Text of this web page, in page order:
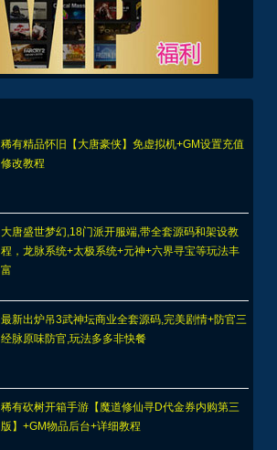
稀有精品怀旧【大唐豪侠】免虚拟机+GM设置充值
修改教程
大唐盛世梦幻,18门派开服端,带全套源码和架设教
程，龙脉系统+太极系统+元神+六界寻宝等玩法丰
富
最新出炉吊3武神坛商业全套源码,完美剧情+防官三
经脉原味防官,玩法多多非快餐
稀有砍树开箱手游【魔道修仙寻D代金券内购第三
版】+GM物品后台+详细教程